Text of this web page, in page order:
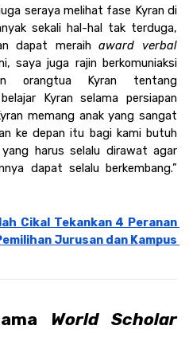
seraya melihat fase Kyran di
sekali hal-hal tak terduga,
dapat meraih award
verbal
saya juga rajin berkomuniaksi
orangtua Kyran tentang
Kyran selama persiapan
memang anak yang sangat
ke depan itu bagi kami butuh
harus selalu dirawat agar
dapat selalu berkembang.”
Cikal Tekankan 4 Peranan
Jurusan dan Kampus
World Scholar